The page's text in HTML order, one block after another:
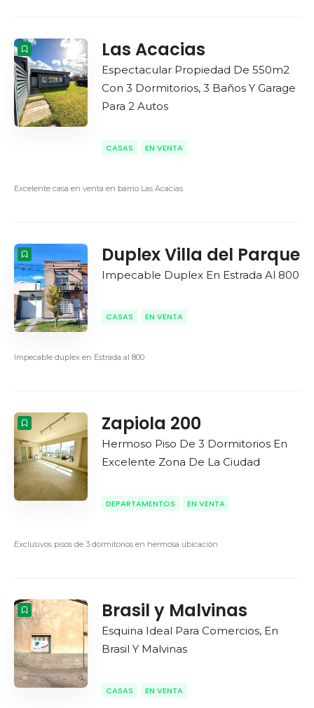
Las Acacias
Espectacular Propiedad De 550m2
Con 3 Dormitorios, 3 Baños Y Garage
Para 2 Autos
CASAS EN VENTA
Excelente casa en venta en barrio Las Acacias
Duplex Villa del Parque
Impecable Duplex En Estrada Al 800
CASAS EN VENTA
Impecable duplex en Estrada al 800
Zapiola 200
Hermoso Piso De 3 Dormitorios En
Excelente Zona De La Ciudad
DEPARTAMENTOS EN VENTA
Exclusivos pisos de 3 dormitorios en hermosa ubicación
Brasil y Malvinas
Esquina Ideal Para Comercios, En
Brasil Y Malvinas
CASAS EN VENTA